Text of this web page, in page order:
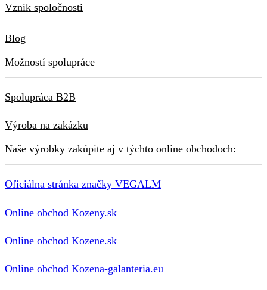
Vznik spoločnosti
Blog
Možností spolupráce
Spolupráca B2B
Výroba na zakázku
Naše výrobky zakúpite aj v týchto online obchodoch:
Oficiálna stránka značky VEGALM
Online obchod Kozeny.sk
Online obchod Kozene.sk
Online obchod Kozena-galanteria.eu